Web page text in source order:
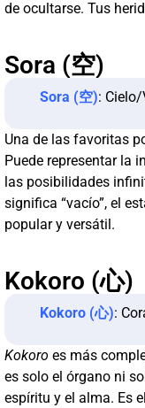
de ocultarse. Tus
Sora (空)
Sora (空):
Una de las favoritas
Puede representar la
las posibilidades
significa “vacío”, el
popular y versátil.
Kokoro (心)
Kokoro (心):
Kokoro es más
es solo el órgano ni
espíritu y el alma. Es